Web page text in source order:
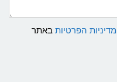
מדיניות הפרטיות באתר